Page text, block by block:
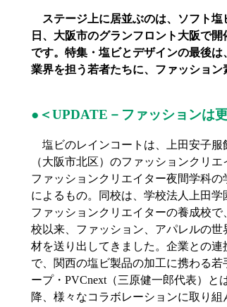
ステージ上に居並ぶのは、ソフト塩
日、大阪市のグランフロント大阪で
です。特集・塩ビとデザインの最後
業界を担う若者たちに、ファッショ
●＜UPDATE－ファッションは
塩ビのレインコートは、上田安子服
（大阪市北区）のファッションクリ
ファッションクリエイター夜間学科の
によるもの。同校は、学校法人上田学
ファッションクリエイターの養成校で
校以来、ファッション、アパレルの世
材を送り出してきました。企業との連
で、関西の塩ビ製品の加工に携わる若
ープ・PVCnext（三原健一郎代表）と
降、様々なコラボレーションに取り組